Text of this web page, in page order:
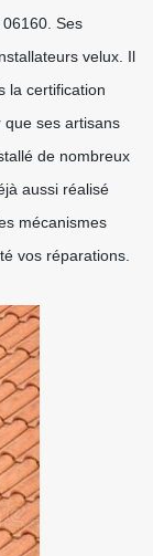
Ses
velux. Il
la certification
que ses artisans
de nombreux
aussi réalisé
mécanismes
vos réparations.